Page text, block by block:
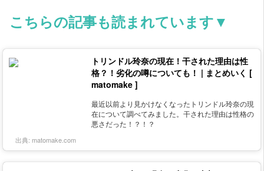
こちらの記事も読まれています▼
トリンドル玲奈の現在！干された理由は性
格？！劣化の噂についても！ | まとめいく [
matomake ]
最近以前より見かけなくなったトリンドル玲奈の現
在について調べてみました。干された理由は性格の
悪さだった！？！？
出典: matomake.com